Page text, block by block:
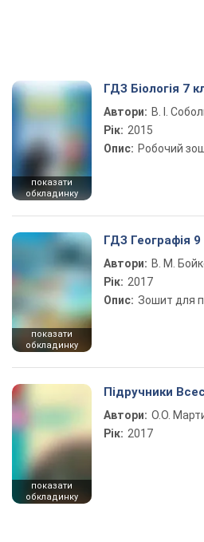
показати
обкладинку
ГДЗ Біологія 7
Автори: В. І.
Рік: 2015
Опис: Робочий
показати
обкладинку
ГДЗ Географія 9
Автори: В. М.
Рік: 2017
Опис: Зошит для
показати
обкладинку
Підручники
Автори: О.О.
Рік: 2017